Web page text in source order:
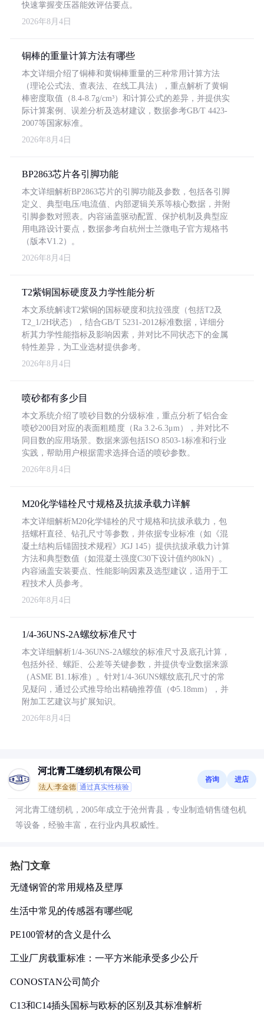
快速掌握变压器能效评估要点。
2026年8月4日
铜棒的重量计算方法有哪些
本文详细介绍了铜棒和黄铜棒重量的三种常用计算方法
（理论公式法、查表法、在线工具法），重点解析了黄铜
棒密度取值（8.4-8.7g/cm³）和计算公式的差异，并提供实
际计算案例、误差分析及选材建议，数据参考GB/T 4423-
2007等国家标准。
2026年8月4日
BP2863芯片各引脚功能
本文详细解析BP2863芯片的引脚功能及参数，包括各引脚
定义、典型电压/电流值、内部逻辑关系等核心数据，并附
引脚参数对照表。内容涵盖驱动配置、保护机制及典型应
用电路设计要点，数据参考自杭州士兰微电子官方规格书
（版本V1.2）。
2026年8月4日
T2紫铜国标硬度及力学性能分析
本文系统解读T2紫铜的国标硬度和抗拉强度（包括T2及
T2_1/2H状态），结合GB/T 5231-2012标准数据，详细分
析其力学性能指标及影响因素，并对比不同状态下的金属
特性差异，为工业选材提供参考。
2026年8月4日
喷砂都有多少目
本文系统介绍了喷砂目数的分级标准，重点分析了铝合金
喷砂200目对应的表面粗糙度（Ra 3.2-6.3μm），并对比不
同目数的应用场景。数据来源包括ISO 8503-1标准和行业
实践，帮助用户根据需求选择合适的喷砂参数。
2026年8月4日
M20化学锚栓尺寸规格及抗拔承载力详解
本文详细解析M20化学锚栓的尺寸规格和抗拔承载力，包
括螺杆直径、钻孔尺寸等参数，并依据专业标准（如《混
凝土结构后锚固技术规程》JGJ 145）提供抗拔承载力计算
方法和典型数值（如混凝土强度C30下设计值约80kN）。
内容涵盖安装要点、性能影响因素及选型建议，适用于工
程技术人员参考。
2026年8月4日
1/4-36UNS-2A螺纹标准尺寸
本文详细解析1/4-36UNS-2A螺纹的标准尺寸及底孔计算，
包括外径、螺距、公差等关键参数，并提供专业数据来源
（ASME B1.1标准）。针对1/4-36UNS螺纹底孔尺寸的常
见疑问，通过公式推导给出精确推荐值（Φ5.18mm），并
附加工艺建议与扩展知识。
2026年8月4日
河北青工缝纫机有限公司
法人:李金德 通过真实性核验
咨询 进店
河北青工缝纫机，2005年成立于沧州青县，专业制造销售缝包机
等设备，经验丰富，在行业内具权威性。
热门文章
无缝钢管的常用规格及壁厚
生活中常见的传感器有哪些呢
PE100管材的含义是什么
工业厂房载重标准：一平方米能承受多少公斤
CONOSTAN公司简介
C13和C14插头国标与欧标的区别及其标准解析